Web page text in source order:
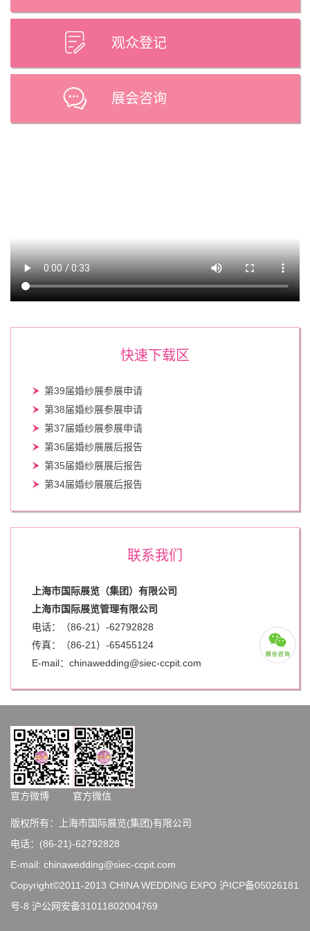
观众登记
展会咨询
快速下载区
第39届婚纱展参展申请
第38届婚纱展参展申请
第37届婚纱展参展申请
第36届婚纱展展后报告
第35届婚纱展展后报告
第34届婚纱展展后报告
联系我们
上海市国际展览（集团）有限公司
上海市国际展览管理有限公司
电话：（86-21）-62792828
传真：（86-21）-65455124
E-mail：chinawedding@siec-ccpit.com
官方微博 官方微信
版权所有：上海市国际展览(集团)有限公司
电话：(86-21)-62792828
E-mail: chinawedding@siec-ccpit.com
Copyright©2011-2013 CHINA WEDDING EXPO 沪ICP备05026181
号-8 沪公网安备31011802004769